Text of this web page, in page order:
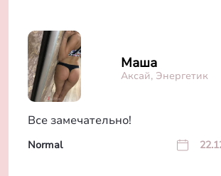
Маша
Аксай, Энергетик
Все замечательно!
Normal